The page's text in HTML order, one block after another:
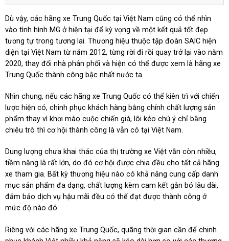
Dù vậy, các hãng xe Trung Quốc tại Việt Nam cũng có thể nhìn
vào tình hình MG ở hiện tại để kỳ vọng về một kết quả tốt đẹp
tương tự trong tương lai. Thương hiệu thuộc tập đoàn SAIC hiện
diện tại Việt Nam từ năm 2012, từng rời đi rồi quay trở lại vào năm
2020, thay đổi nhà phân phối và hiện có thể được xem là hãng xe
Trung Quốc thành công bậc nhất nước ta.
Nhìn chung, nếu các hãng xe Trung Quốc có thể kiên trì với chiến
lược hiện có, chinh phục khách hàng bằng chính chất lượng sản
phẩm thay vì khơi mào cuộc chiến giá, lôi kéo chú ý chỉ bằng
chiêu trò thì cơ hội thành công là vẫn có tại Việt Nam.
Dung lượng chưa khai thác của thị trường xe Việt vẫn còn nhiều,
tiềm năng là rất lớn, do đó cơ hội được chia đều cho tất cả hãng
xe tham gia. Bất kỳ thương hiệu nào có khả năng cung cấp danh
mục sản phẩm đa dạng, chất lượng kèm cam kết gắn bó lâu dài,
đảm bảo dịch vụ hậu mãi đều có thể đạt được thành công ở
mức độ nào đó.
Riêng với các hãng xe Trung Quốc, quãng thời gian cần để chinh